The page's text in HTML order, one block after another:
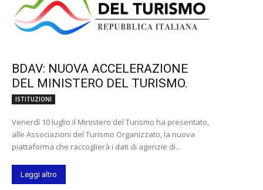
BDAV: NUOVA ACCELERAZIONE
DEL MINISTERO DEL TURISMO.
ISTITUZIONI
Venerdì 10 luglio il Ministero del Turismo ha presentato,
alle Associazioni del Turismo Organizzato, la nuova
piattaforma che raccoglierà i dati di agenzie di...
Leggi altro